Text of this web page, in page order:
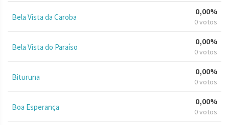
Bela Vista da Caroba
0,00%
0 votos
Bela Vista do Paraíso
0,00%
0 votos
Bituruna
0,00%
0 votos
Boa Esperança
0,00%
0 votos